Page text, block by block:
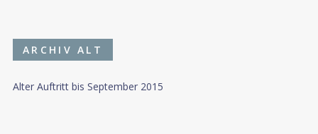
ARCHIV ALT
Alter Auftritt bis September 2015